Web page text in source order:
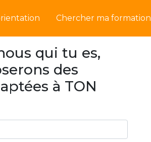
Chercher ma formation
qui tu es,
des
à TON